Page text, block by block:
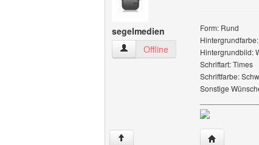
segelmedien
segelmedien Benutzer-Profile
Offline
Form: Rund
Hintergrundbild:
Schriftart: Times
Schriftfarbe:
Sonstige
↑ Website